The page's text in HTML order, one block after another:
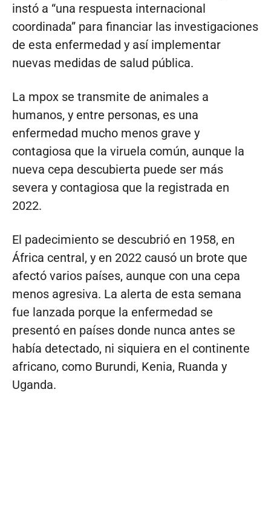
instó a “una respuesta internacional
coordinada” para financiar las investigaciones
de esta enfermedad y así implementar
nuevas medidas de salud pública.
La mpox se transmite de animales a
humanos, y entre personas, es una
enfermedad mucho menos grave y
contagiosa que la viruela común, aunque la
nueva cepa descubierta puede ser más
severa y contagiosa que la registrada en
2022.
El padecimiento se descubrió en 1958, en
África central, y en 2022 causó un brote que
afectó varios países, aunque con una cepa
menos agresiva. La alerta de esta semana
fue lanzada porque la enfermedad se
presentó en países donde nunca antes se
había detectado, ni siquiera en el continente
africano, como Burundi, Kenia, Ruanda y
Uganda.